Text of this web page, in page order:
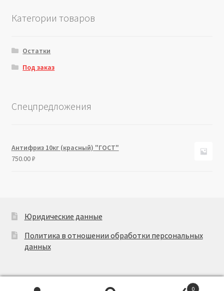
Категории товаров
Остатки
Под заказ
Спецпредложения
Антифриз 10кг (красный) "ГОСТ"
750.00₽
Юридические данные
Политика в отношении обработки персональных
данных
0